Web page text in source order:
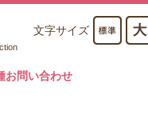
文字サイズ
お問い合わせ